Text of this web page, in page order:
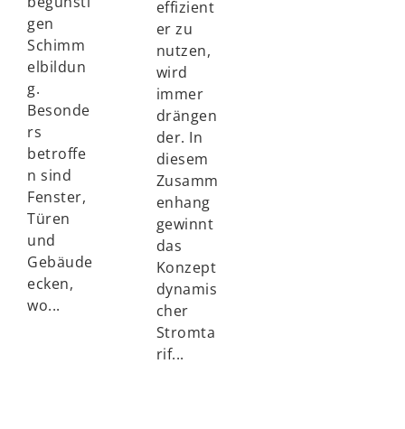
gen
Schimm
elbildun
g.
Besonde
rs
betroffe
n sind
Fenster,
Türen
und
Gebäude
ecken,
wo...
effizient
er zu
nutzen,
wird
immer
drängen
der. In
diesem
Zusamm
enhang
gewinnt
das
Konzept
dynamis
cher
Stromta
rif...